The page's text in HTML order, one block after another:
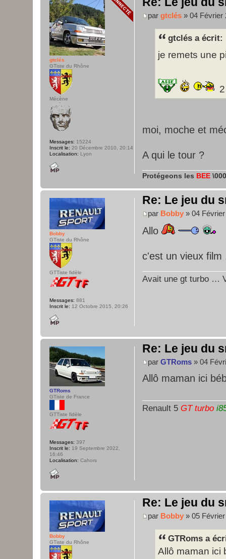
par gtclés » 04 Février
gtclés a écrit:
je remets une
2
moi, moche et
A qui le tour ?
Protégeons les BEE
gtclés
GTiste du Rhône
Mécène
Messages: 15224
Inscrit le: 20 Décembre 2010, 20:14
Localisation: Lyon
Re: Le jeu du
par Bobby » 04
Allo
c'est un vieux film
Avait une gt turbo …
Bobby
GTiste du Rhône
GTTiste fidèle
Messages: 881
Inscrit le: 12 Octobre 2015, 20:26
Re: Le jeu du
par GTRoms » 04
Allô maman ici
Renault 5 GT turbo
GTRoms
GTiste de France
GTTiste fidèle
Messages: 397
Inscrit le: 19 Septembre 2022,
16:46
Localisation: Cahors
Re: Le jeu du
par Bobby » 05
GTRoms a
Allô maman ici
Bobby
GTiste du Rhône